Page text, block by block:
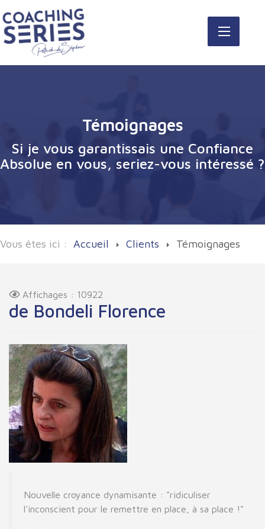
Témoignages
Si je vous garantissais une Confiance
Absolue en vous, seriez-vous intéressé ?
Vous êtes ici : Accueil Clients Témoignages
Affichages : 10922
de Bondeli Florence
Nouvelle croyance dynamisante : "ridiculiser
l'inconscient pour le remettre en place, à sa place !"